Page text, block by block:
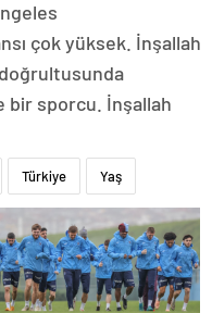
çok yüksek. İnşallah
bir sporcu. İnşallah
Türkiye Yaş